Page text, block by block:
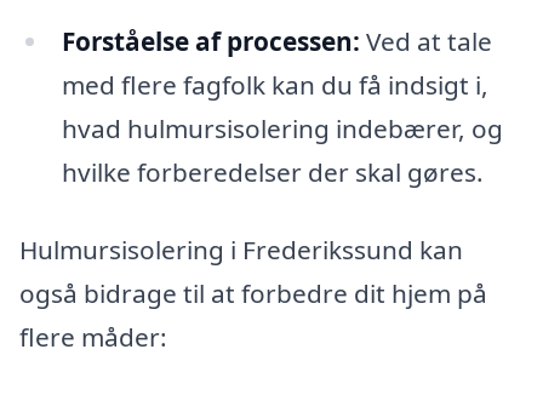
Forståelse af processen: Ved at tale
med flere fagfolk kan du få indsigt i,
hvad hulmursisolering indebærer, og
hvilke forberedelser der skal gøres.
Hulmursisolering i Frederikssund kan
også bidrage til at forbedre dit hjem på
flere måder: